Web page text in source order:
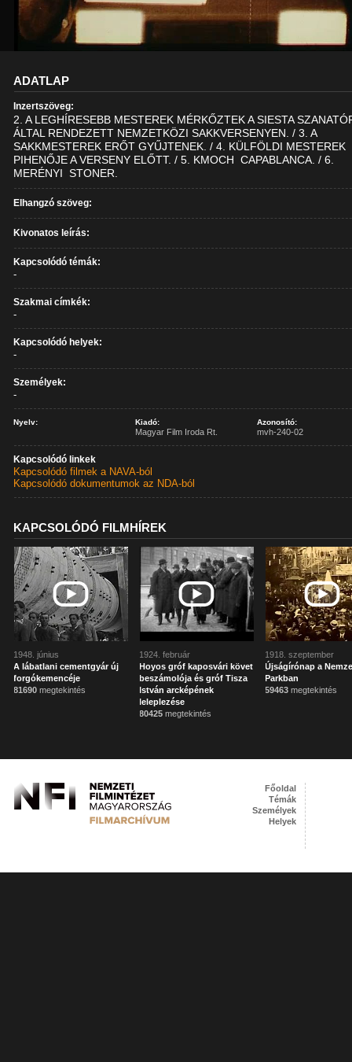
ADATLAP
Inzertszöveg:
2. A LEGHÍRESEBB MESTEREK MÉRKŐZTEK A SIESTA
ÁLTAL RENDEZETT NEMZETKÖZI SAKKVERSENYEN. / 3. A
SAKKMESTEREK ERŐT GYŰJTENEK. / 4. KÜLFÖLDI MESTEREK
PIHENŐJE A VERSENY ELŐTT. / 5. KMOCH  CAPABLANCA. / 6.
MERÉNYI  STONER.
Elhangzó szöveg:
Kivonatos leírás:
Kapcsolódó témák:
-
Szakmai címkék:
-
Kapcsolódó helyek:
-
Személyek:
-
Nyelv: Kiadó:
Magyar Film Iroda Rt.
Azonosító:
mvh-240-02
Kapcsolódó linkek
Kapcsolódó filmek a NAVA-ból
Kapcsolódó dokumentumok az NDA-ból
KAPCSOLÓDÓ FILMHÍREK
1948. június
A lábatlani cementgyár új
forgókemencéje
81690 megtekintés
1924. február
Hoyos gróf kaposvári követ
beszámolója és gróf Tisza
István arcképének
leleplezése
80425 megtekintés
1918. szeptember
Újságírónap a
Parkban
59463 megtekintés
Főoldal
Témák
Személyek
Helyek